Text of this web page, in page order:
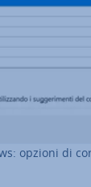
opzioni di